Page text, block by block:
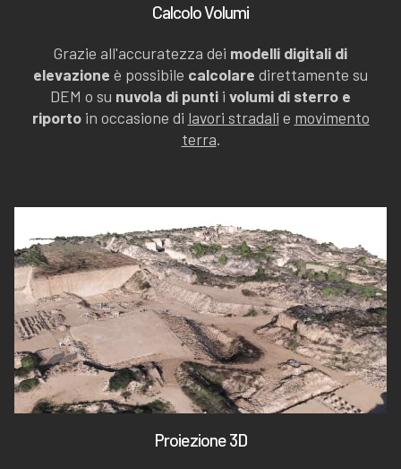
Calcolo Volumi
Grazie all'accuratezza dei modelli digitali di
elevazione è possibile calcolare direttamente su
DEM o su nuvola di punti i volumi di sterro e
riportoin occasione di lavori stradali e movimento
terra.
Proiezione 3D